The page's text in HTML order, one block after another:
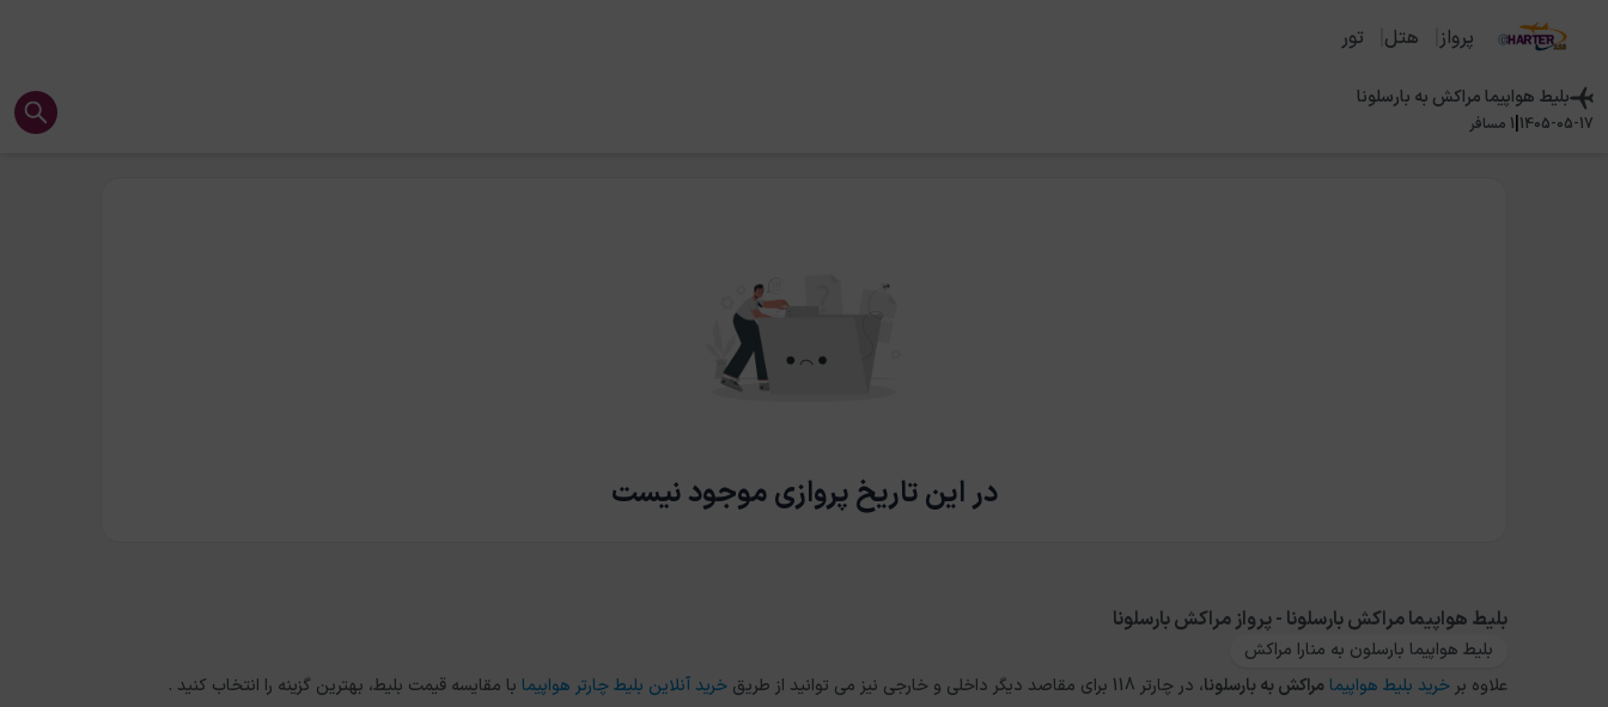
پرواز هتل تور
بلیط هواپیمامراکش به بارسلونا
1405-05-17
|
1 مسافر
در این تاریخ پروازی موجود نیست
بلیط هواپیما مراکش بارسلونا - پرواز مراکش بارسلونا
بلیط هواپیما بارسلون به منارا مراکش
علاوه بر خرید بلیط هواپیما مراکشبهبارسلونا، در چارتر 118 برای مقاصد دیگر داخلی و خارجی نیز می توانید از طریق خرید آنلاین بلیط چارتر هواپیما با مقایسه قیمت بلیط، بهترین گزینه را انتخاب کنید .